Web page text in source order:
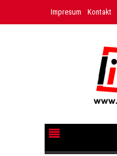
Impresum Kontakt